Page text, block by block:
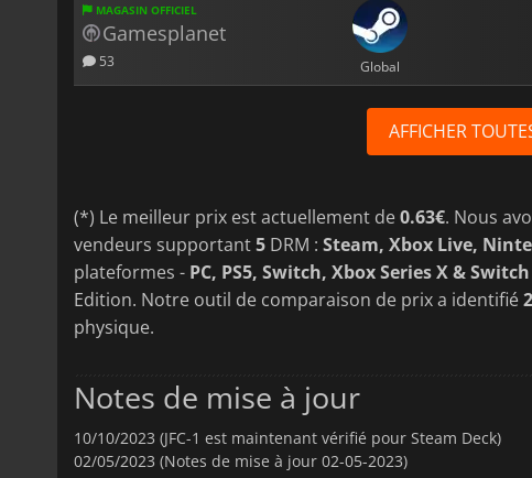
MAGASIN OFFICIEL
Gamesplanet
53 Global
AFFICHER
(*) Le meilleur prix est actuellement de0.63€. Nous
vendeurs supportant5 DRM : Steam, Xbox Live,
plateformes - PC, PS5, Switch, Xbox Series X &
Edition. Notre outil de comparaison de prix a identifié
physique.
Notes de mise à jour
10/10/2023 (JFC-1 est maintenant vérifié pour Steam Deck)
02/05/2023 (Notes de mise à jour 02-05-2023)